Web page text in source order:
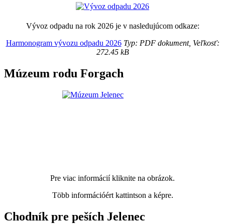
Vývoz odpadu na rok 2026 je v nasledujúcom odkaze:
Harmonogram vývozu odpadu 2026Typ: PDF dokument, Veľkosť:
272.45 kB
Múzeum rodu Forgach
Pre viac informácií kliknite na obrázok.
Több információért kattintson a képre.
Chodník pre peších Jelenec